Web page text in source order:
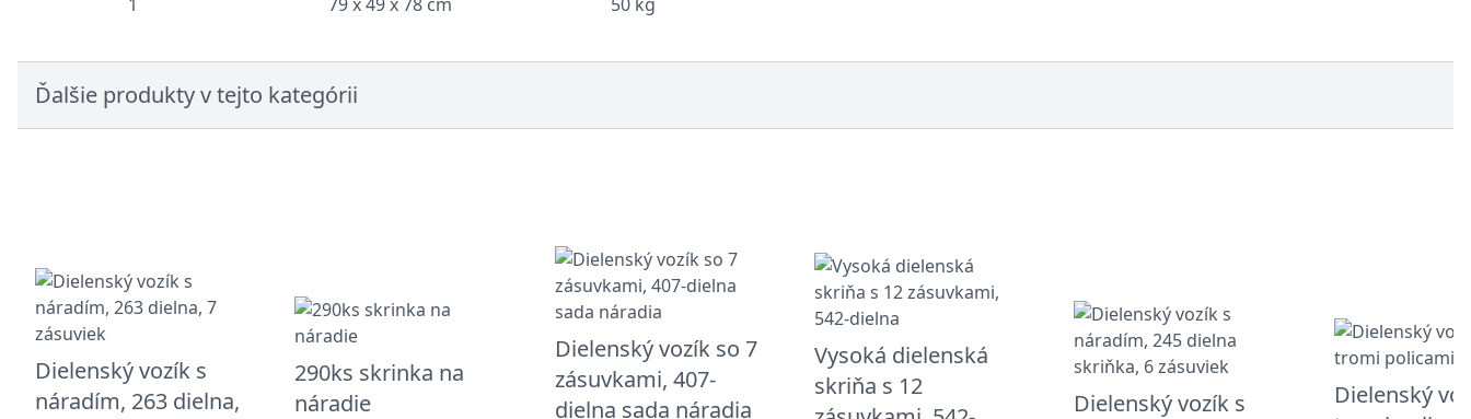
Ďalšie produkty v tejto kategórii
Dielenský vozík s
náradím, 263 dielna,
290ks skrinka na
náradie
Dielenský vozík so 7
zásuvkami, 407-
dielna sada náradia
Vysoká dielenská
skriňa s 12
Dielenský vozík s
Dielenský